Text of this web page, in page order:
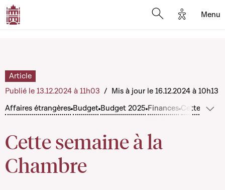
Options
Menu
Affaires étrangères Budget Budget 2025 Finances Cette Voir
Cette semaine à la
Chambre
Article
Publié le 13.12.2024 à 11h03 / Mis à jour le 16.12.2024 à 10h13